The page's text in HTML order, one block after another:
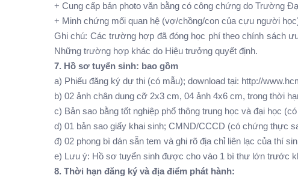
+ Cung cấp bản photo văn bằng có công chứng do Trường
+ Minh chứng mối quan hệ (vợ/chồng/con của cựu người
Ghi chú: Các trường hợp đã đóng học phí theo chính sách
Những trường hợp khác do Hiệu trưởng quyết định.
7. Hồ sơ tuyển sinh: bao gồm
a) Phiếu đăng ký dự thi (có mẫu); download tại: http://
b) 02 ảnh chân dung cỡ 2x3 cm, 04 ảnh 4x6 cm, trong thời
c) Bản sao bằng tốt nghiệp phổ thông trung học và đại học
d) 01 bản sao giấy khai sinh; CMND/CCCD (có chứng thực
đ) 02 phong bì dán sẵn tem và ghi rõ địa chỉ liên lạc của thí
e) Lưu ý: Hồ sơ tuyển sinh được cho vào 1 bì thư lớn trước
8. Thời hạn đăng ký và địa điểm phát hành: